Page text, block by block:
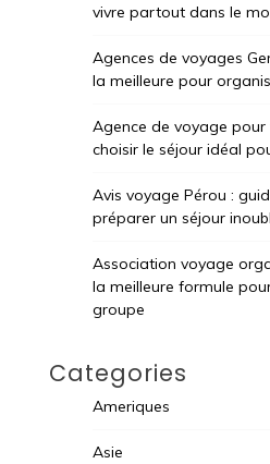
vivre partout dans le
Agences de voyages
la meilleure pour
Agence de voyage
choisir le séjour idéal
Avis voyage Pérou :
préparer un séjour
Association voyage
la meilleure formule
groupe
Categories
Ameriques
Asie